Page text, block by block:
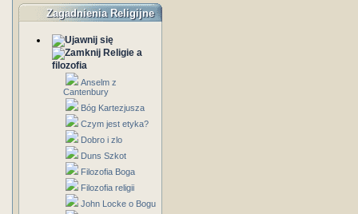
Zagadnienia Religijne
Religie a
filozofia
Anselm z
Cantenbury
Bóg Kartezjusza
Czym jest etyka?
Dobro i zlo
Duns Szkot
Filozofia Boga
Filozofia religii
John Locke o Bogu